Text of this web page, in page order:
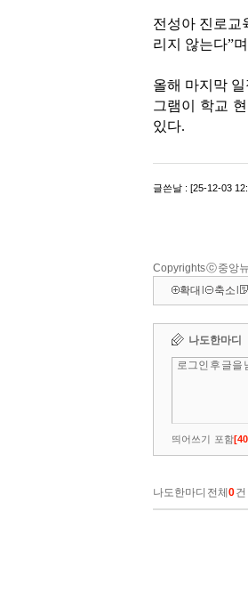
Copyrights ⓒ 중앙뉴
확대
축소